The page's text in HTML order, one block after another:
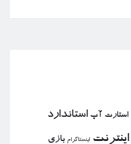
استارت آپ استاندارد
اینترنت اینستاگرام بازی